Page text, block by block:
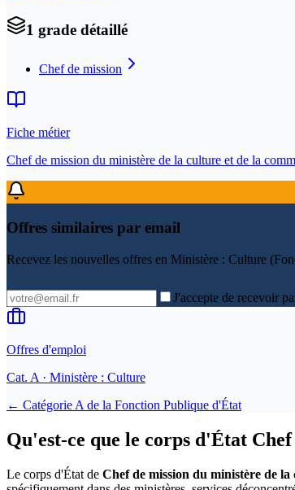
1 grade détaillé
Chef de mission
Fiche métier
Chef de mission du ministère de la culture et de la
Offres similaires par email
Recevez les nouvelles offres en Ministère : Culture
J'accepte de recevoir
Offres d'emploi
Cat. A · Ministère : Culture
← Catégorie A de la Fonction Publique d'État
Qu'est-ce que le corps d'État
Le corps d'État de Chef de mission du ministère de